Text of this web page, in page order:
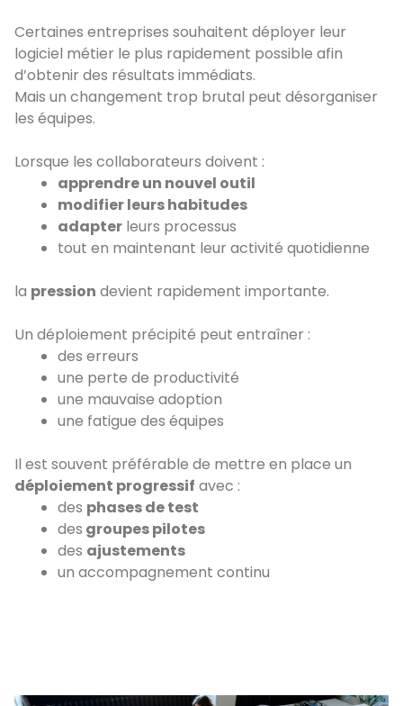
Certaines entreprises souhaitent déployer leur
logiciel métier le plus rapidement possible afin
d’obtenir des résultats immédiats.
Mais un changement trop brutal peut désorganiser
les équipes.
Lorsque les collaborateurs doivent :
apprendre un nouvel outil
modifier leurs habitudes
adapter leurs processus
tout en maintenant leur activité quotidienne
la pression devient rapidement importante.
Un déploiement précipité peut entraîner :
des erreurs
une perte de productivité
une mauvaise adoption
une fatigue des équipes
Il est souvent préférable de mettre en place un
déploiement progressif avec :
des phases de test
des groupes pilotes
des ajustements
un accompagnement continu